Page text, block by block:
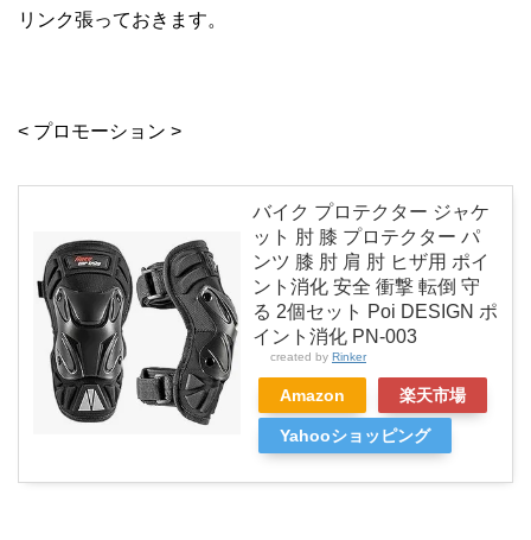
リンク張っておきます。
< プロモーション >
バイク プロテクター ジャケ
ット 肘 膝 プロテクター パ
ンツ 膝 肘 肩 肘 ヒザ用 ポイ
ント消化 安全 衝撃 転倒 守
る 2個セット Poi DESIGN ポ
イント消化 PN-003
created by Rinker
Amazon 楽天市場
Yahooショッピング